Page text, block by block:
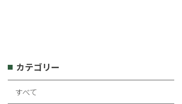
カテゴリー
すべて